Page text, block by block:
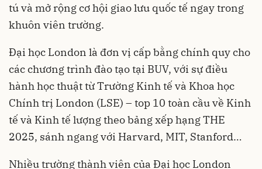
tú và mở rộng cơ hội giao lưu quốc tế ngay trong
khuôn viên trường.
Đại học London là đơn vị cấp bằng chính quy cho
các chương trình đào tạo tại BUV, với sự điều
hành học thuật từ Trường Kinh tế và Khoa học
Chính trị London (LSE) – top 10 toàn cầu về Kinh
tế và Kinh tế lượng theo bảng xếp hạng THE
2025, sánh ngang với Harvard, MIT, Stanford…
Nhiều trường thành viên của Đại học London